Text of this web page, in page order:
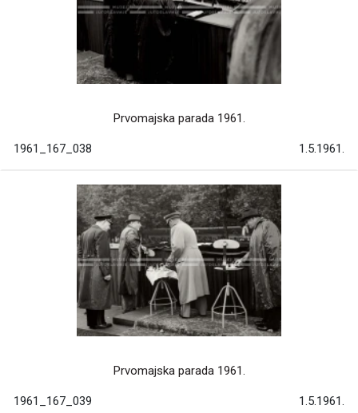
Prvomajska parada 1961.
1961_167_038 1.5.1961.
Prvomajska parada 1961.
1961_167_039 1.5.1961.